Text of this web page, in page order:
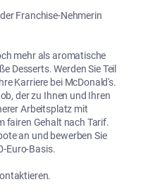
Franchise-Nehmerin
mehr als aromatische
Desserts. Werden Sie Teil
Karriere bei McDonald's.
der zu Ihnen und Ihren
Arbeitsplatz mit
fairen Gehalt nach Tarif.
an und bewerben Sie
Euro-Basis.